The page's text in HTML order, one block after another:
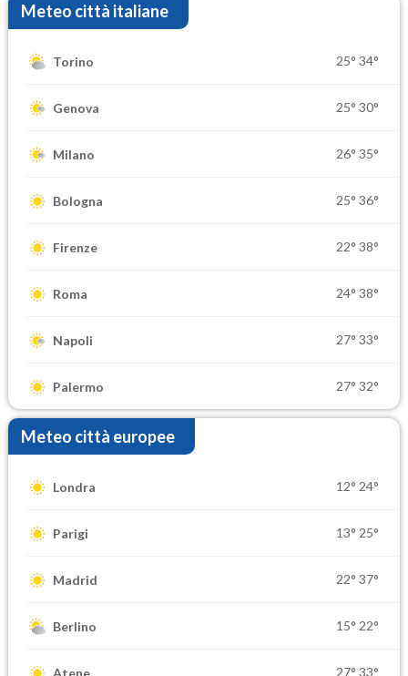
Meteo città italiane
Torino 25° 34°
Genova 25° 30°
Milano 26° 35°
Bologna 25° 36°
Firenze 22° 38°
Roma 24° 38°
Napoli 27° 33°
Palermo 27° 32°
Meteo città europee
Londra 12° 24°
Parigi 13° 25°
Madrid 22° 37°
Berlino 15° 22°
Atene 27° 33°